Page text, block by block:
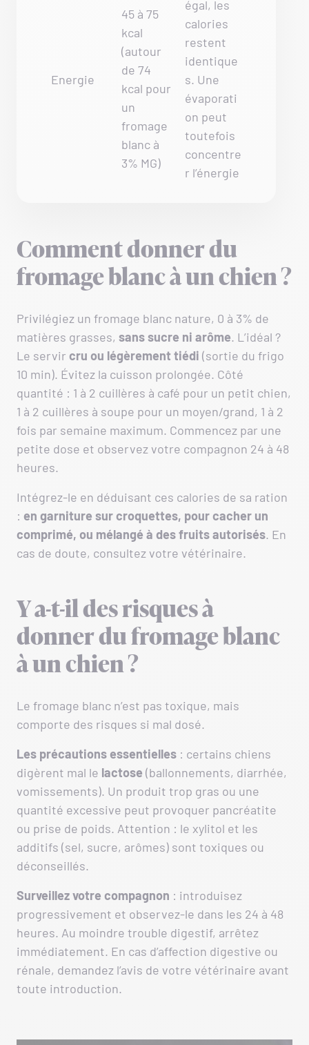
Energie
45 à 75
kcal
(autour
de 74
kcal pour
un
fromage
blanc à
3% MG)
égal, les
calories
restent
identique
s. Une
évaporati
on peut
toutefois
concentre
r l’énergie
Comment donner du
fromage blanc à un chien ?
Privilégiez un fromage blanc nature, 0 à 3% de
matières grasses, sans sucre ni arôme. L’idéal ?
Le servir cru ou légèrement tiédi (sortie du frigo
10 min). Évitez la cuisson prolongée. Côté
quantité : 1 à 2 cuillères à café pour un petit chien,
1 à 2 cuillères à soupe pour un moyen/grand, 1 à 2
fois par semaine maximum. Commencez par une
petite dose et observez votre compagnon 24 à 48
heures.
Intégrez-le en déduisant ces calories de sa ration
: en garniture sur croquettes, pour cacher un
comprimé, ou mélangé à des fruits autorisés. En
cas de doute, consultez votre vétérinaire.
Y a-t-il des risques à
donner du fromage blanc
à un chien ?
Le fromage blanc n’est pas toxique, mais
comporte des risques si mal dosé.
Les précautions essentielles : certains chiens
digèrent mal le lactose (ballonnements, diarrhée,
vomissements). Un produit trop gras ou une
quantité excessive peut provoquer pancréatite
ou prise de poids. Attention : le xylitol et les
additifs (sel, sucre, arômes) sont toxiques ou
déconseillés.
Surveillez votre compagnon : introduisez
progressivement et observez-le dans les 24 à 48
heures. Au moindre trouble digestif, arrêtez
immédiatement. En cas d’affection digestive ou
rénale, demandez l’avis de votre vétérinaire avant
toute introduction.